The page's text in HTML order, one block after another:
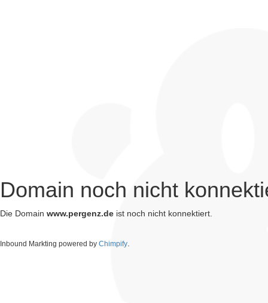
Domain noch nicht
Die Domain www.pergenz.de ist noch nicht konnektiert.
Inbound Markting powered by Chimpify